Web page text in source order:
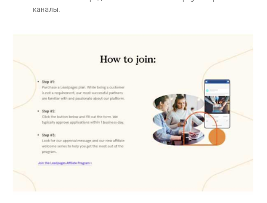
каналы.
[recaptcha]